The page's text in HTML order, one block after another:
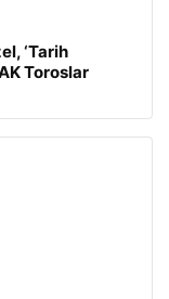
‘Tarih
Toroslar